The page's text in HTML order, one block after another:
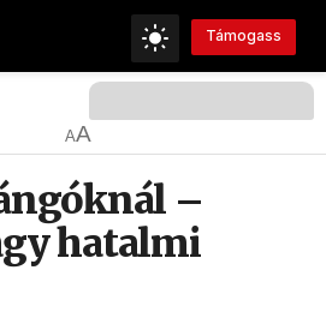
Támogass
AA
–
hatalmi